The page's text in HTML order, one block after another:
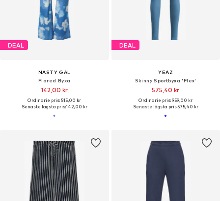
DEAL
NASTY GAL
Flared Byxa
142,00 kr
Ordinarie pris: 515,00 kr
Senaste lägsta pris:142,00 kr
DEAL
YEAZ
Skinny Sportbyxa 'Flex'
575,40 kr
Ordinarie pris: 959,00 kr
Senaste lägsta pris:575,40 kr